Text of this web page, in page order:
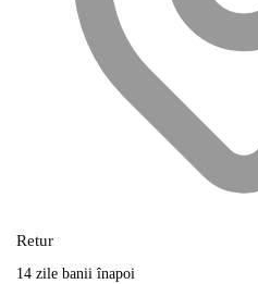
Retur
14 zile banii înapoi